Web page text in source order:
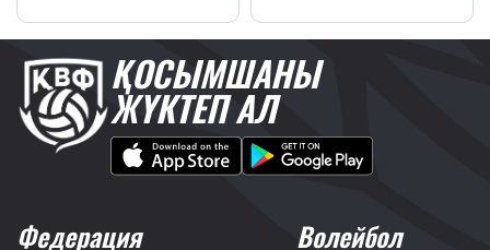
ҚОСЫМШАНЫ
ЖҮКТЕП АЛ
Федерация Волейбол